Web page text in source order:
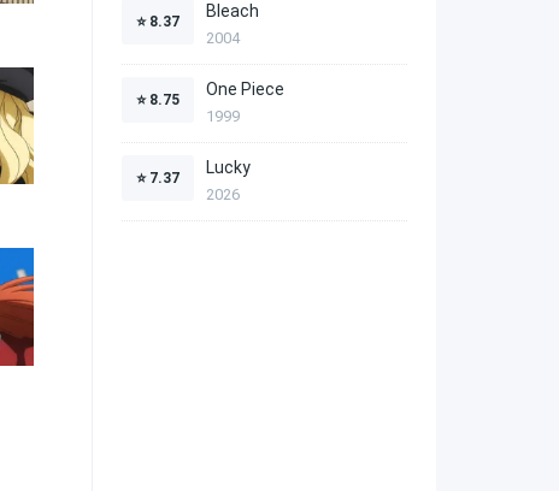
⭐ 8.37
Bleach
2004
⭐ 8.75
One Piece
1999
⭐ 7.37
Lucky
2026